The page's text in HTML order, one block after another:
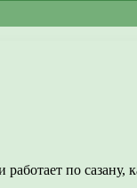
по сазану,